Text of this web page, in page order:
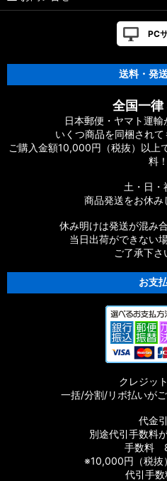
FW［VANQUISH］対応 カスタム
【シマノ】12-13ヴァンキッシュ&
対応 カスタムパーツ
【シマノ】19ストラディック［
ツ
【シマノ】20ストラディックSW
【シマノ】18ストラディックSW
【シマノ】15-16ストラディック
【シマノ】17サステイン［
【シマノ】11バイオマスター［
【シマノ】08バイオマスター［
【シマノ】06バイオマスターMg
PC
送料・発
全国一
日本郵便・ヤマト運輸
いくつ商品を同梱されて
ご購入金額10,000円（税抜）以上
料！
土・日・
商品発送をお休み
休み明けは発送が混み
当日出荷ができない
ご了承下さ
お支
クレジッ
一括/分割/リボ払いがご
代金
別途代引手数料
手数料
※10,000円（税抜
代引手数